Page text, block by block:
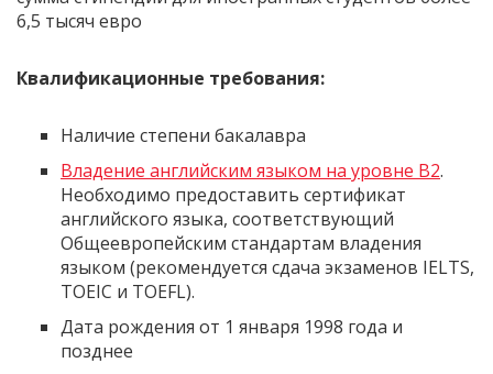
6,5 тысяч евро
Квалификационные требования:
Наличие степени бакалавра
Владение английским языком на уровне B2.
Необходимо предоставить сертификат
английского языка, соответствующий
Общеевропейским стандартам владения
языком (рекомендуется сдача экзаменов IELTS,
TOEIC и TOEFL).
Дата рождения от 1 января 1998 года и
позднее